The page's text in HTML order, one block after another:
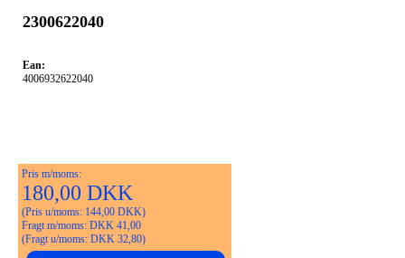
2300622040
Ean:
4006932622040
Pris m/moms:
180,00 DKK
(Pris u/moms: 144,00 DKK)
Fragt m/moms: DKK 41,00
(Fragt u/moms: DKK 32,80)